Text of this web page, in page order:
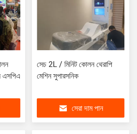
এসপিএ
সেচ 2L / মিনিট কোলন থেরাপি
মেশিন সুপারসনিক
সেরা দাম পান